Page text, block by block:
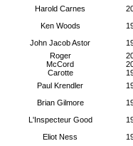
Harold Carnes
Ken Woods
John Jacob Astor
Roger
McCord
Carotte
Paul Krendler
Brian Gilmore
L'Inspecteur Good
Eliot Ness